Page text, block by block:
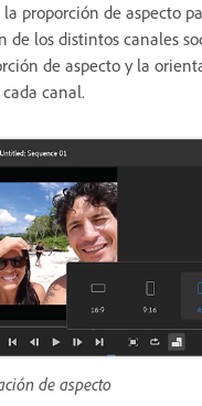
la proporción de aspecto
de los distintos canales
de aspecto y la
canal.
de aspecto